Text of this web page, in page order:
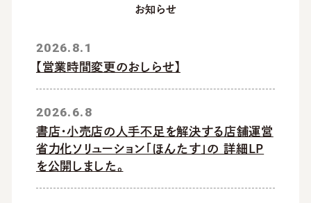
お知らせ
2026.8.1
【営業時間変更のおしらせ】
2026.6.8
書店・小売店の人手不足を解決する店舗運営
省力化ソリューション「ほんたす」の 詳細LP
を公開しました。